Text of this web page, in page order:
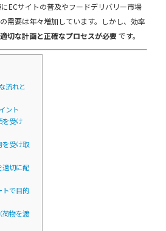
ECサイトの普及やフードデリバリー市場
需要は年々増加しています。しかし、効率
適切な計画と正確なプロセスが必要です。
流れと
ント
受け
受け取
切に配
で目的
物を渡